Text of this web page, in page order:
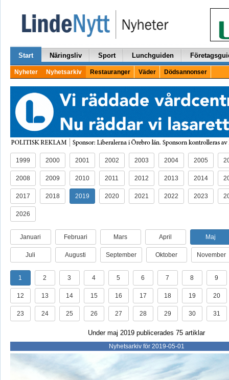
Start Näringsliv Sport Lunchguiden
Nyheter Nyhetsarkiv Restauranger Väder Dödsannonser
1999 2000 2001 2002 2003 2004 2005
2008 2009 2010 2011 2012 2013 2014
2017 2018 2019 2020 2021 2022 2023
2026
Januari Februari Mars April Maj
Juli Augusti September Oktober November
1 2 3 4 5 6 7 8 9
12 13 14 15 16 17 18 19 20
23 24 25 26 27 28 29 30 31
Under maj 2019 publicerades 75 artiklar
Nyhetsarkiv för 2019-05-01